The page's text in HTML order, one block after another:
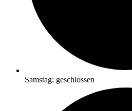
Samstag: geschlossen